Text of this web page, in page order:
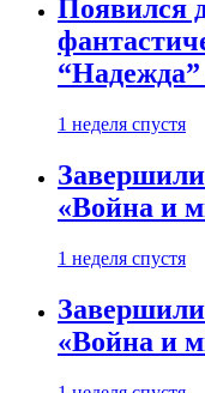
Появился
1 неделя спустя
«Война и
1 неделя спустя
«Война и